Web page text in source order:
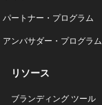
パートナー・プログラム
アンバサダー・プログラム
リソース
ブランディング ツール